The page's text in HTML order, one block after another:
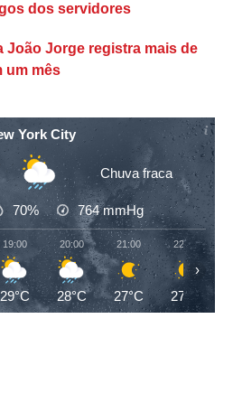
dos servidores
João Jorge registra mais de
um mês
York City
Chuva fraca
70% 764mmHg
19:00
29°C
20:00
28°C
21:00
27°C
22:00
27°C
›